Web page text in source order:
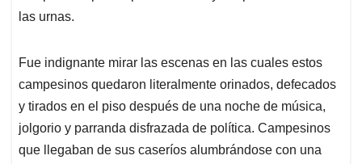
las urnas.
Fue indignante mirar las escenas en las cuales estos
campesinos quedaron literalmente orinados, defecados
y tirados en el piso después de una noche de música,
jolgorio y parranda disfrazada de política. Campesinos
que llegaban de sus caseríos alumbrándose con una